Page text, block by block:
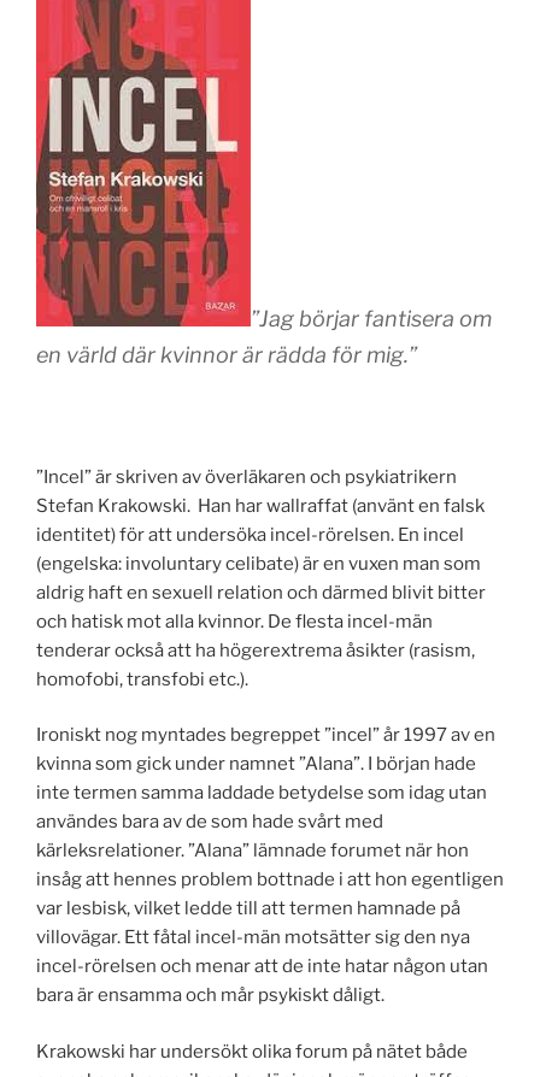
”Jag börjar fantisera om
en värld där kvinnor är rädda för mig.”
”Incel” är skriven av överläkaren och psykiatrikern
Stefan Krakowski. Han har wallraffat (använt en falsk
identitet) för att undersöka incel-rörelsen. En incel
(engelska: involuntary celibate) är en vuxen man som
aldrig haft en sexuell relation och därmed blivit bitter
och hatisk mot alla kvinnor. De flesta incel-män
tenderar också att ha högerextrema åsikter (rasism,
homofobi, transfobi etc.).
Ironiskt nog myntades begreppet ”incel” år 1997 av en
kvinna som gick under namnet ”Alana”. I början hade
inte termen samma laddade betydelse som idag utan
användes bara av de som hade svårt med
kärleksrelationer. ”Alana” lämnade forumet när hon
insåg att hennes problem bottnade i att hon egentligen
var lesbisk, vilket ledde till att termen hamnade på
villovägar. Ett fåtal incel-män motsätter sig den nya
incel-rörelsen och menar att de inte hatar någon utan
bara är ensamma och mår psykiskt dåligt.
Krakowski har undersökt olika forum på nätet både